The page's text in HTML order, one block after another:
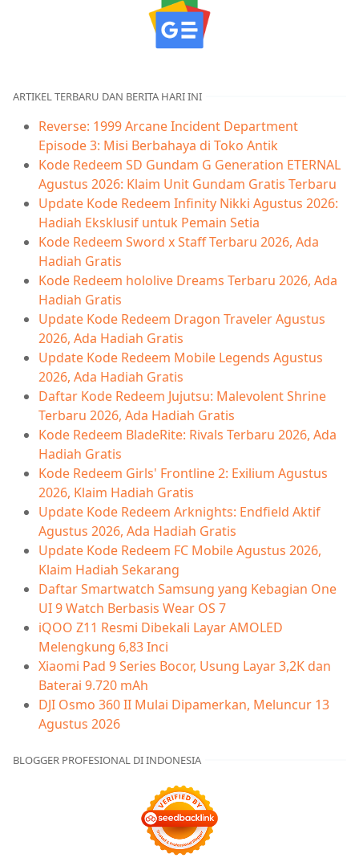
ARTIKEL TERBARU DAN BERITA HARI INI
Reverse: 1999 Arcane Incident Department
Episode 3: Misi Berbahaya di Toko Antik
Kode Redeem SD Gundam G Generation ETERNAL
Agustus 2026: Klaim Unit Gundam Gratis Terbaru
Update Kode Redeem Infinity Nikki Agustus 2026:
Hadiah Eksklusif untuk Pemain Setia
Kode Redeem Sword x Staff Terbaru 2026, Ada
Hadiah Gratis
Kode Redeem hololive Dreams Terbaru 2026, Ada
Hadiah Gratis
Update Kode Redeem Dragon Traveler Agustus
2026, Ada Hadiah Gratis
Update Kode Redeem Mobile Legends Agustus
2026, Ada Hadiah Gratis
Daftar Kode Redeem Jujutsu: Malevolent Shrine
Terbaru 2026, Ada Hadiah Gratis
Kode Redeem BladeRite: Rivals Terbaru 2026, Ada
Hadiah Gratis
Kode Redeem Girls' Frontline 2: Exilium Agustus
2026, Klaim Hadiah Gratis
Update Kode Redeem Arknights: Endfield Aktif
Agustus 2026, Ada Hadiah Gratis
Update Kode Redeem FC Mobile Agustus 2026,
Klaim Hadiah Sekarang
Daftar Smartwatch Samsung yang Kebagian One
UI 9 Watch Berbasis Wear OS 7
iQOO Z11 Resmi Dibekali Layar AMOLED
Melengkung 6,83 Inci
Xiaomi Pad 9 Series Bocor, Usung Layar 3,2K dan
Baterai 9.720 mAh
DJI Osmo 360 II Mulai Dipamerkan, Meluncur 13
Agustus 2026
BLOGGER PROFESIONAL DI INDONESIA